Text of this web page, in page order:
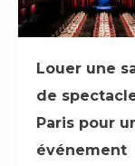
Louer une
de
Paris pour
événement